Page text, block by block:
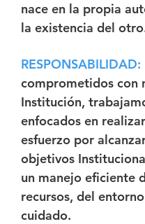
nace en la propia
la existencia del
RESPONSABILIDAD:
comprometidos con
Institución,
enfocados en
esfuerzo por
objetivos
un manejo eficiente
recursos, del
cuidado.